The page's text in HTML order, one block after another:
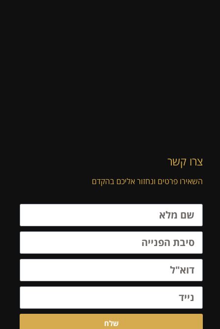
צרו קשר
השאירו פרטים ונחזור אליכם בהקדם
שלח